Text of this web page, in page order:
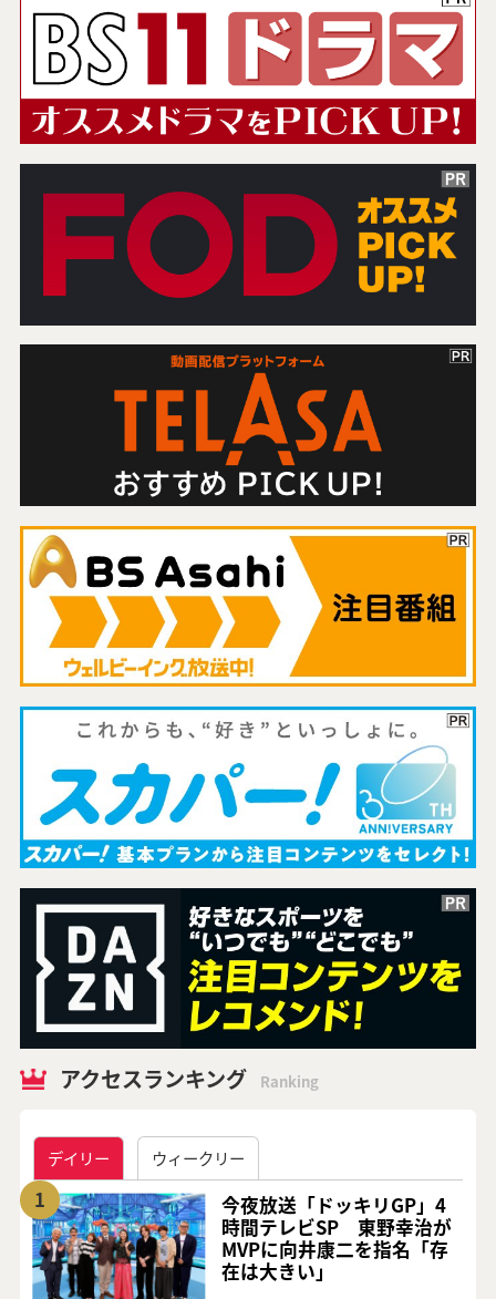
アクセスランキング Ranking
デイリー ウィークリー
1
今夜放送「ドッキリGP」4
時間テレビSP 東野幸治が
MVPに向井康二を指名「存
在は大きい」